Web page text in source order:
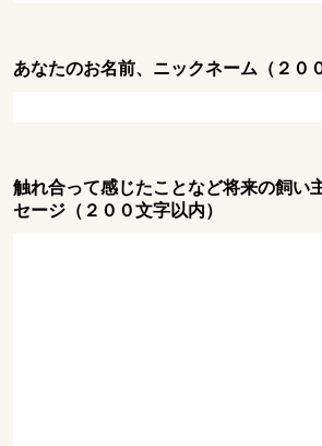
あなたのお名前、ニックネーム（２０
触れ合って感じたことなど将来の飼い
セージ（２００文字以内）